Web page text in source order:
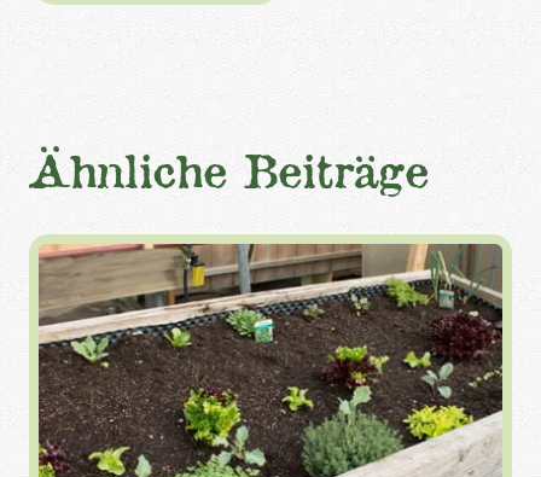
Ähnliche Beiträge